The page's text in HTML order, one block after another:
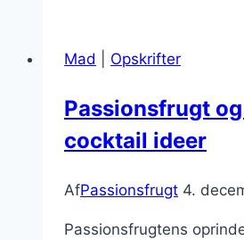
en
smag
Mad Opskrifter
Passionsfrugt
cocktail ideer
AfPassionsfrugt 4.
Passionsfrugtens